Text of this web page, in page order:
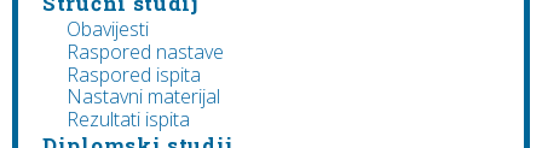
Obavijesti
Raspored nastave
Raspored ispita
Nastavni materijal
Rezultati ispita